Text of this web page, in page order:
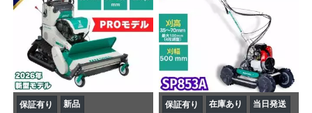
保証有り 新品 保証有り 在庫あり
当日発送